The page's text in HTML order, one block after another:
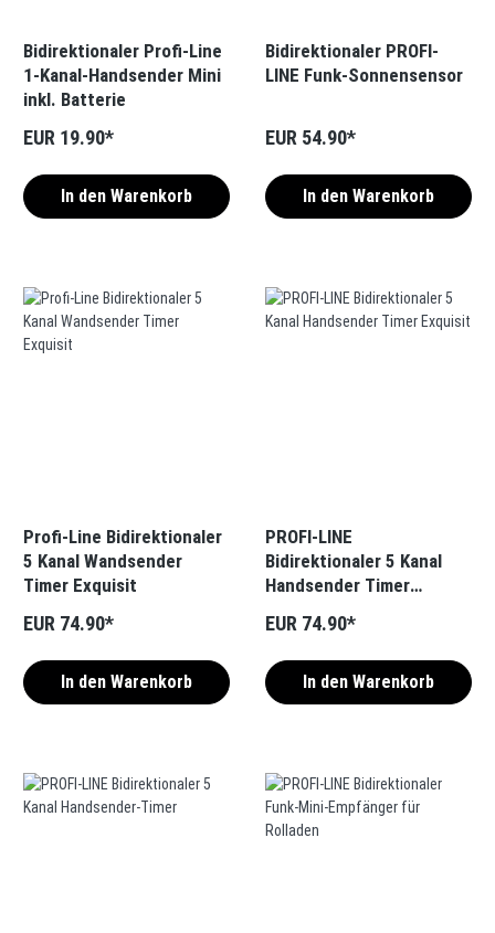
Bidirektionaler Profi-Line
1-Kanal-Handsender Mini
inkl. Batterie
EUR 19.90*
In den Warenkorb
Bidirektionaler PROFI-
LINE Funk-Sonnensensor
EUR 54.90*
In den Warenkorb
Profi-Line Bidirektionaler
5 Kanal Wandsender
Timer Exquisit
EUR 74.90*
In den Warenkorb
PROFI-LINE
Bidirektionaler 5 Kanal
Handsender Timer
EUR 74.90*
In den Warenkorb